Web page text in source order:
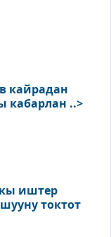
кайрадан
кабарлан ..>
иштер
токтот